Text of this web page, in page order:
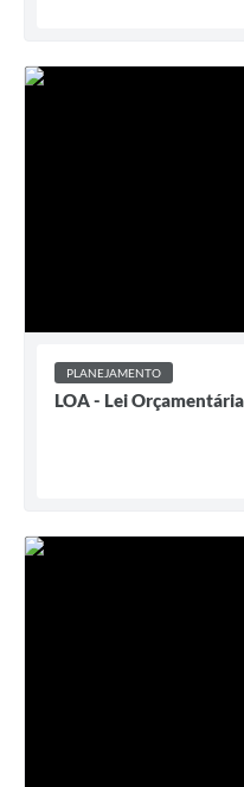
PLANEJAMENTO
LOA - Lei